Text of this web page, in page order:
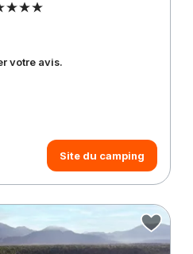
votre avis.
Site du camping